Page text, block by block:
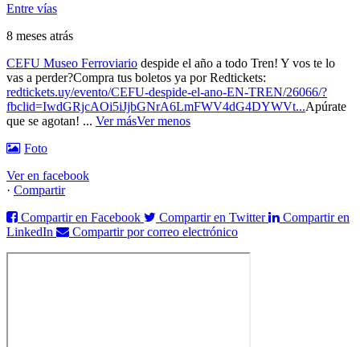
Entre vías
8 meses atrás
CEFU Museo Ferroviario despide el año a todo Tren! Y vos te lo
vas a perder?Compra tus boletos ya por Redtickets:
redtickets.uy/evento/CEFU-despide-el-ano-EN-TREN/26066/?
fbclid=IwdGRjcAOi5iJjbGNrA6LmFWV4dG4DYWVt...Apúrate
que se agotan! ... Ver másVer menos
Foto
Ver en facebook
· Compartir
Compartir en Facebook
Compartir en Twitter
Compartir en
LinkedIn
Compartir por correo electrónico